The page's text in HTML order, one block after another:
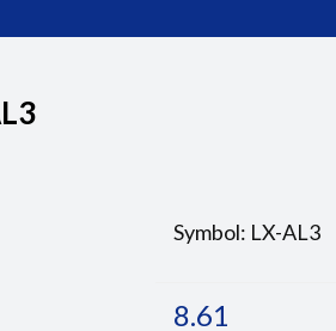
Symbol: LX-AL3
8.61